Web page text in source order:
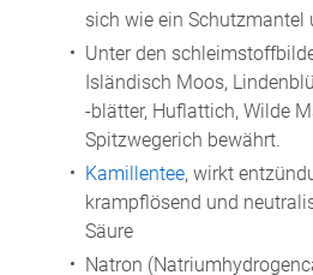
sich wie ein Schutzmantel
Unter den
Isländisch Moos,
-blätter, Huflattich, Wilde
Spitzwegerich bewährt.
Kamillentee, wirkt
krampflösend und
Säure
Natron